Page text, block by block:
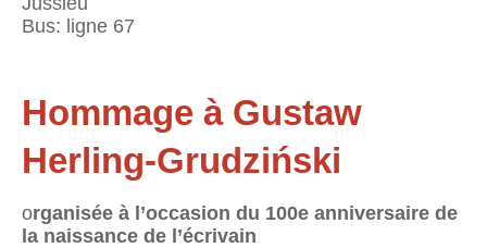
Bus: ligne 67
Hommage à Gustaw
Herling-Grudziński
organisée à l’occasion du 100e anniversaire de
la naissance de l’écrivain